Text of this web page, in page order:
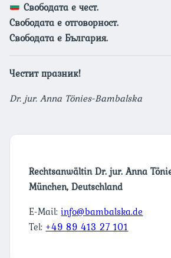
Свободата е чест.
Свободата е отговорност.
Свободата е България.
Честит празник!
Dr. jur. Anna Tönies-Bambalska
Rechtsanwältin Dr. jur. Anna
München, Deutschland
E-Mail:info@bambalska.de
Tel: +49 89 413 27 101